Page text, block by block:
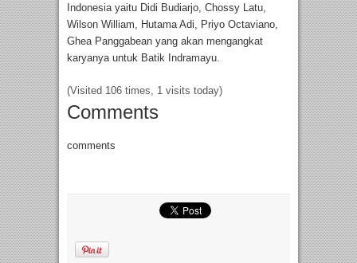
Indonesia yaitu Didi Budiarjo, Chossy Latu,
Wilson William, Hutama Adi, Priyo Octaviano,
Ghea Panggabean yang akan mengangkat
karyanya untuk Batik Indramayu.
(Visited 106 times, 1 visits today)
Comments
comments